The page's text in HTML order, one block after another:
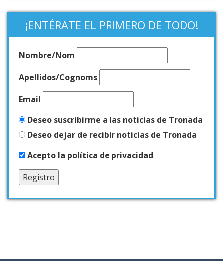
¡ENTÉRATE EL PRIMERO DE TODO!
Nombre/Nom
Apellidos/Cognoms
Email
Deseo suscribirme a las noticias de Tronada
Deseo dejar de recibir noticias de Tronada
Acepto la política de privacidad